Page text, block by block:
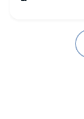
もあり、お話し
たいな。と、穏